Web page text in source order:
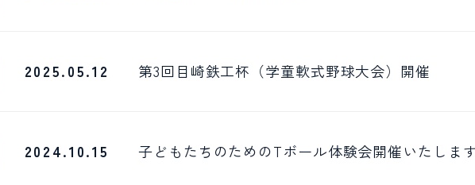
2025.05.12 第3回目崎鉄工杯（学童軟式野球大会）開催
2024.10.15 子どもたちのためのTボール体験会開催いたしま